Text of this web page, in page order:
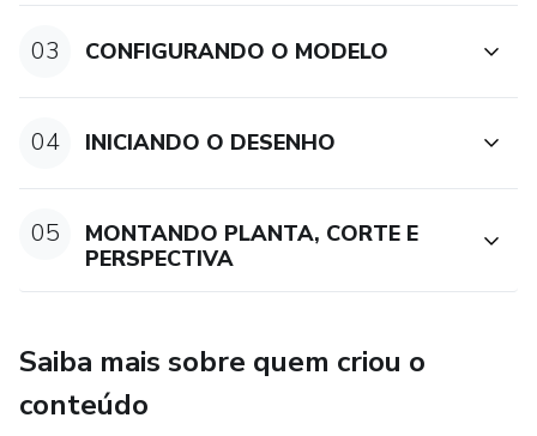
03 CONFIGURANDO O MODELO
04 INICIANDO O DESENHO
05
MONTANDO PLANTA, CORTE E
PERSPECTIVA
Saiba mais sobre quem criou o
conteúdo